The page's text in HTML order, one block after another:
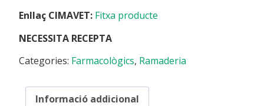
Enllaç CIMAVET: Fitxa producte
NECESSITA RECEPTA
Categories: Farmacològics, Ramaderia
Informació addicional